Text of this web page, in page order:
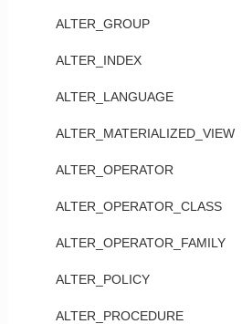
ALTER_GROUP
ALTER_INDEX
ALTER_LANGUAGE
ALTER_MATERIALIZED_VIEW
ALTER_OPERATOR
ALTER_OPERATOR_CLASS
ALTER_OPERATOR_FAMILY
ALTER_POLICY
ALTER_PROCEDURE